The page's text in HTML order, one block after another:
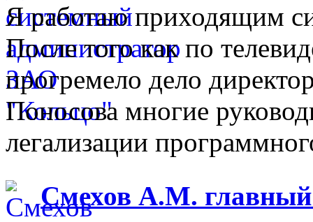
Я работаю приходящим
После того как по
прогремело дело
Поносова многие
легализации
Смехов А.М.